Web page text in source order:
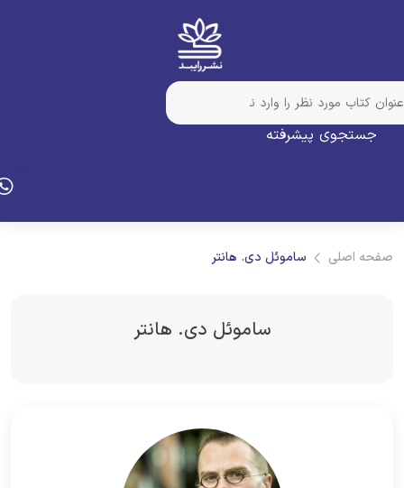
جستجوی پیشرفته
اصلی ساموئل دی. هانتر
ساموئل دی. هانتر